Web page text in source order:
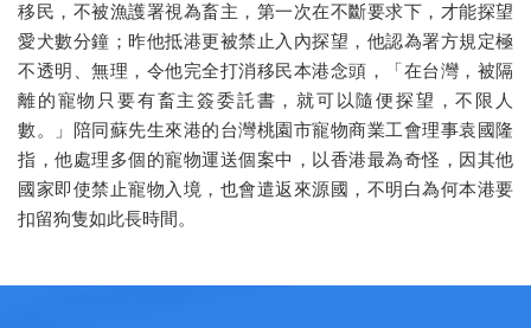
移民，不被漁護署視為畜主，第一次在不斷要求下，才能探望
愛犬數分鐘；昨他抵港更被禁止入內探望，他認為署方規定極
不透明、無理，令他完全打消移民本港念頭，「在台灣，被隔
離的寵物只要有畜主簽委託書，就可以隨便探望，不限人
數。」陪同蘇先生來港的台灣桃園市寵物商業工會理事袁國隆
指，他處理多個的寵物運送個案中，以香港最為奇怪，因其他
國家即使禁止寵物入境，也會遣返來源國，不明白為何本港要
扣留狗隻如此長時間。